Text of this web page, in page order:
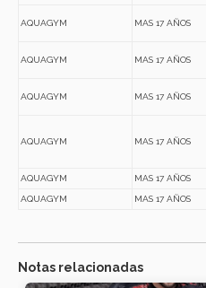
AQUAGYM MAS 17 AÑOS
AQUAGYM MAS 17 AÑOS
AQUAGYM MAS 17 AÑOS
AQUAGYM MAS 17 AÑOS
AQUAGYM MAS 17 AÑOS
AQUAGYM MAS 17 AÑOS
Notas relacionadas